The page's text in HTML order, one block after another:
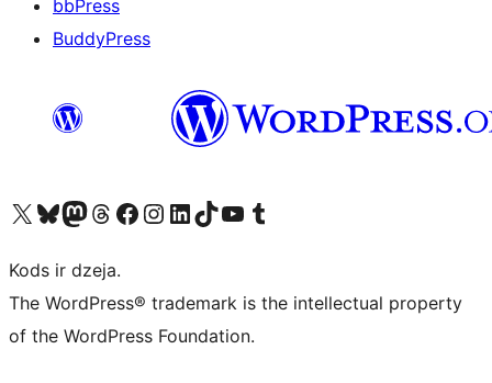
bbPress
BuddyPress
Apmeklējiet mūsu X (agrāk Twitter) kontu
Apmeklējiet mūsu Bluesky kontu
Apmeklējiet mūsu Mastodon kontu
Apmeklējiet mūsu Threads kontu
Apmeklējiet mūsu Facebook lapuApmeklējiet mūsu Instagram kontu
Apmeklējiet mūsu LinkedIn kontu
Apmeklējiet mūsu TikTok kontu
Apmeklējiet mūsu YouTube kanālu
Apmeklējiet mūsu Tumblr kontu
Kods ir dzeja.
The WordPress® trademark is the intellectual property
of the WordPress Foundation.